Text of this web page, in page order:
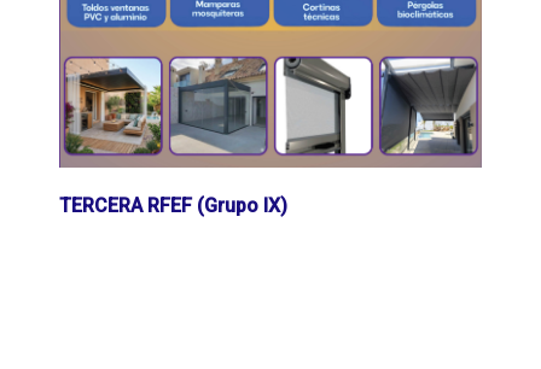
TERCERA RFEF (Grupo IX)